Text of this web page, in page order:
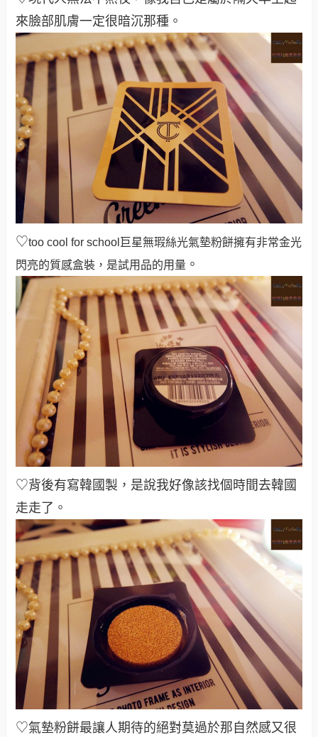
來臉部肌膚一定很暗沉那種。
♡too cool for school巨星無瑕絲光氣墊粉餅擁有非常金光
閃亮的質感盒裝，是試用品的用量 。
♡背後有寫韓國製，是說我好像該找個時間去韓國
走走了。
♡氣墊粉餅最讓人期待的絕對莫過於那自然感又很